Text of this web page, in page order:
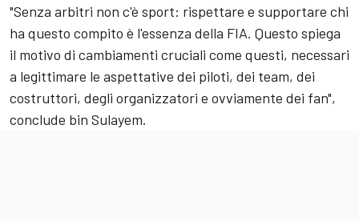
"Senza arbitri non c'è sport: rispettare e supportare chi
ha questo compito è l'essenza della FIA. Questo spiega
il motivo di cambiamenti cruciali come questi, necessari
a legittimare le aspettative dei piloti, dei team, dei
costruttori, degli organizzatori e ovviamente dei fan",
conclude bin Sulayem.